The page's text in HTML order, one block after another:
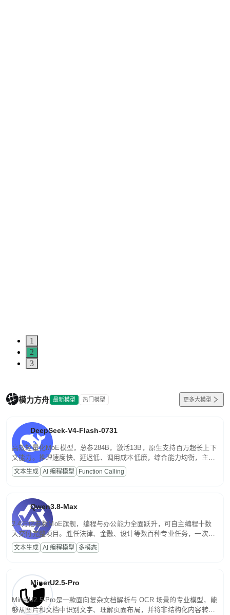
1
2
3
模力方舟 最新模型 热门模型 更多大模型
DeepSeek-V4-Flash-0731
高效轻量化MoE模型，总参284B，激活13B，原生支持百万超长上下
文能力。推理速度快、延迟低、调用成本低廉，综合能力均衡，主打
高并发、轻量化任务，适合日常对话、内容创作、基础 RAG、批量
文案处理等普惠刚需场景。
文本生成 AI 编程模型 Function Calling
Qwen3.8-Max
2.4万亿参数MoE旗舰，编程与办公能力全面跃升，可自主编程十数
天交付完整项目。胜任法律、金融、设计等数百种专业任务，一次对
话端到端交付生产级成果。原生视觉理解贯穿规划、执行与验证全流
程，支持超长文档与长视频的深度语义解析。长程任务中自主规划与
文本生成 AI 编程模型 多模态
MinerU2.5-Pro
MinerU2.5-Pro是一款面向复杂文档解析与 OCR 场景的专业模型，能
够从图片和文档中识别文字、理解页面布局，并将非结构化内容转换